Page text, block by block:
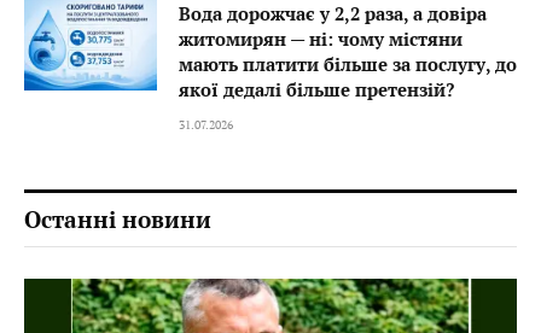
Вода дорожчає у 2,2 раза, а довіра
житомирян — ні: чому містяни
мають платити більше за послугу, до
якої дедалі більше претензій?
31.07.2026
Останні новини